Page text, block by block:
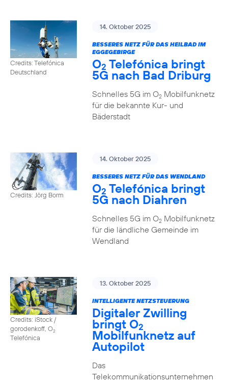
Credits: Telefónica
Deutschland
14. Oktober 2025
BESSERES NETZ FÜR DAS HEILBAD IM
EGGEGEBIRGE
O2 Telefónica bringt
5G nach Bad Driburg
Schnelles 5G im O2Mobilfunknetz
für die bekannte Kur- und
Bäderstadt
Credits: Jörg Borm
14. Oktober 2025
BESSERES NETZ FÜR DAS WENDLAND
O2 Telefónica bringt
5G nach Diahren
Schnelles 5G im O2Mobilfunknetz
für die ländliche Gemeinde im
Wendland
Credits: iStock /
gorodenkoff, O2
Telefónica
13. Oktober 2025
INTELLIGENTE NETZSTEUERUNG
Digitaler Zwilling
bringt O2
Mobilfunknetz auf
Autopilot
Das
Telekommunikationsunternehmen